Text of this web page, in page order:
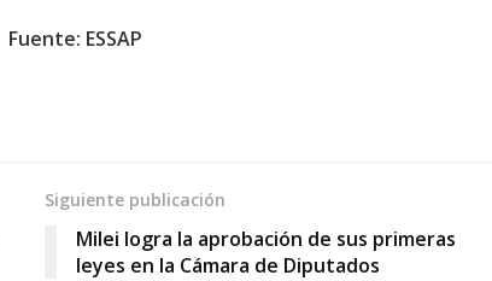
Fuente: ESSAP
Siguiente publicación
Milei logra la aprobación de sus primeras
leyes en la Cámara de Diputados